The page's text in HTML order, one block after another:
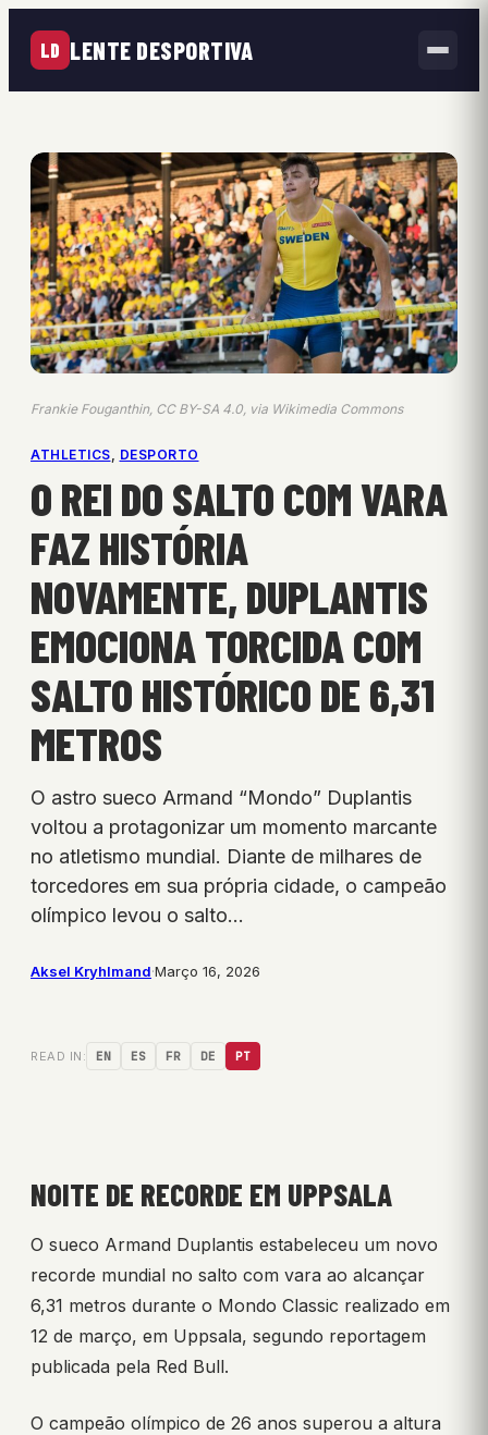
LD LENTE DESPORTIVA
Frankie Fouganthin, CC BY-SA 4.0, via Wikimedia Commons
ATHLETICS DESPORTO
O REI DO SALTO COM VARA
FAZ HISTÓRIA
NOVAMENTE, DUPLANTIS
EMOCIONA TORCIDA COM
SALTO HISTÓRICO DE 6,31
METROS
O astro sueco Armand “Mondo” Duplantis
voltou a protagonizar um momento marcante
no atletismo mundial. Diante de milhares de
torcedores em sua própria cidade, o campeão
olímpico levou o salto…
Aksel Kryhlmand·Março 16, 2026
READ IN: EN ES FR DE PT
NOITE DE RECORDE EM UPPSALA
O sueco Armand Duplantis estabeleceu um novo
recorde mundial no salto com vara ao alcançar
6,31 metros durante o Mondo Classic realizado em
12 de março, em Uppsala, segundo reportagem
publicada pela Red Bull.
O campeão olímpico de 26 anos superou a altura